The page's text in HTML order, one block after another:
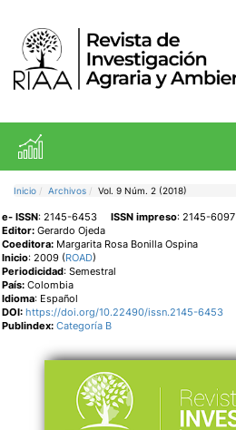
Inicio Archivos Vol. 9 Núm. 2 (2018)
e- ISSN: 2145-6453ISSN impreso: 2145-6097
Editor: Gerardo Ojeda
Coeditora: Margarita Rosa Bonilla Ospina
Inicio: 2009 (ROAD)
Periodicidad: Semestral
País: Colombia
Idioma: Español
DOI: https://doi.org/10.22490/issn.2145-6453
Publindex: Categoría B